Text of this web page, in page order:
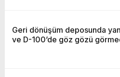
Geri dönüşüm deposunda
ve D-100’de göz gözü